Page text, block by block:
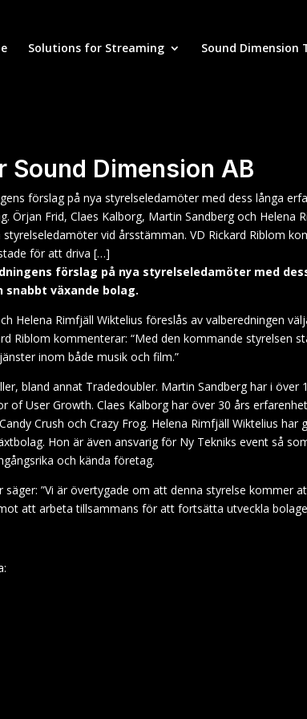
Solutions for Streaming Sound Dimension
Dimension AB
förslag på nya styrelseledamöter med dess långa
Örjan Frid, Claes Kalborg, Martin Sandberg och Helena
vid årsstämman. VD Rickard Riblom
för att driva […]
förslag på nya styrelseledamöter med
växande bolag.
Helena Rimfjäll Wiktelius föreslås av valberedningen
Riblom kommenterar: “Med den kommande styrelsen
inom både musik och film.”
bland annat Tradedoubler. Martin Sandberg har i över
of User Growth. Claes Kalborg har över 30 års
Crush och Crazy Frog. Helena Rimfjäll Wiktelius har
Hon är även ansvarig för Ny Tekniks event så
och kända företag.
”Vi är övertygade om att denna styrelse kommer
att arbeta tillsammans för att fortsätta utveckla